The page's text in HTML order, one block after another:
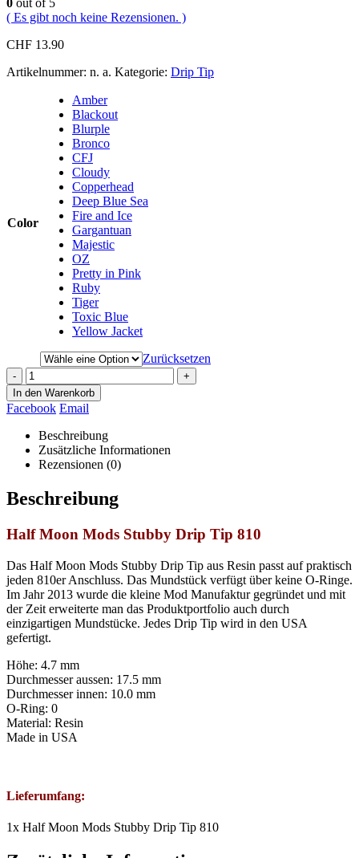
0 out of 5
( Es gibt noch keine Rezensionen. )
CHF 13.90
Artikelnummer: n. a. Kategorie: Drip Tip
Color
Amber
Blackout
Blurple
Bronco
CFJ
Cloudy
Copperhead
Deep Blue Sea
Fire and Ice
Gargantuan
Majestic
OZ
Pretty in Pink
Ruby
Tiger
Toxic Blue
Yellow Jacket
Zurücksetzen
-
+
In den Warenkorb
Facebook Email
Beschreibung
Zusätzliche Informationen
Rezensionen (0)
Beschreibung
Half Moon Mods Stubby Drip Tip 810
Das Half Moon Mods Stubby Drip Tip aus Resin passt auf praktisch
jeden 810er Anschluss. Das Mundstück verfügt über keine O-Ringe.
Im Jahr 2013 wurde die kleine Mod Manufaktur gegründet und mit
der Zeit erweiterte man das Produktportfolio auch durch
einzigartigen Mundstücke. Jedes Drip Tip wird in den USA
gefertigt.
Höhe: 4.7 mm
Durchmesser aussen: 17.5 mm
Durchmesser innen: 10.0 mm
O-Ring: 0
Material: Resin
Made in USA
Lieferumfang:
1x Half Moon Mods Stubby Drip Tip 810